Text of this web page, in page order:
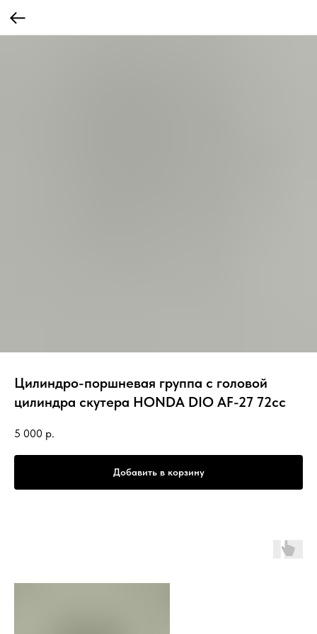
Цилиндро-поршневая группа с головой
цилиндра скутера HONDA DIO AF-27 72сс
5 000 р.
Добавить в корзину